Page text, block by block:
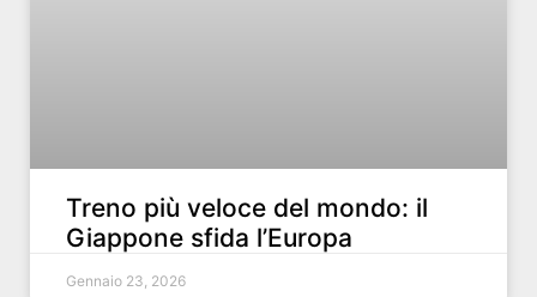
Treno più veloce del mondo: il
Giappone sfida l’Europa
Gennaio 23, 2026